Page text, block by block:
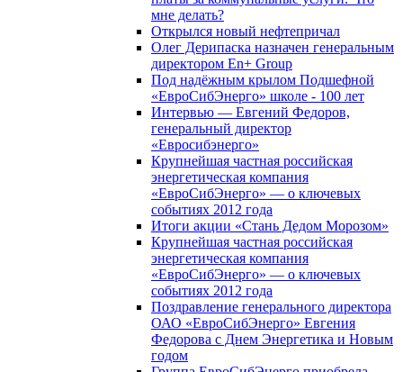
мне делать?
Открылся новый нефтепричал
Олег Дерипаска назначен генеральным
директором En+ Group
Под надёжным крылом Подшефной
«ЕвроСибЭнерго» школе - 100 лет
Интервью — Евгений Федоров,
генеральный директор
«Евросибэнерго»
Крупнейшая частная российская
энергетическая компания
«ЕвроСибЭнерго» — о ключевых
событиях 2012 года
Итоги акции «Стань Дедом Морозом»
Крупнейшая частная российская
энергетическая компания
«ЕвроСибЭнерго» — о ключевых
событиях 2012 года
Поздравление генерального директора
ОАО «ЕвроСибЭнерго» Евгения
Федорова с Днем Энергетика и Новым
годом